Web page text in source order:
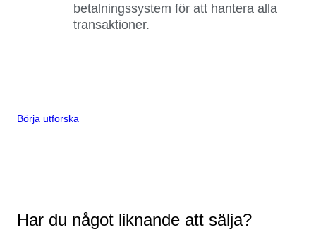
betalningssystem för att hantera alla
transaktioner.
Börja utforska
Har du något liknande att sälja?